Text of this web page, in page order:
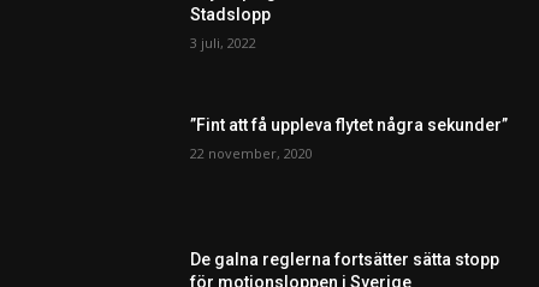
Stadslopp
3 juli, 2022
”Fint att få uppleva flytet några sekunder”
22 november, 2020
De galna reglerna fortsätter sätta stopp
för motionsloppen i Sverige